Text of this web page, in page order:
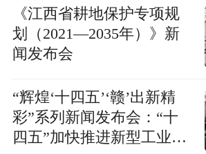
《江西省耕地保护专项规
划（2021—2035年）》新
闻发布会
“辉煌‘十四五’‘赣’出新精
彩”系列新闻发布会：“十
四五”加快推进新型工业化